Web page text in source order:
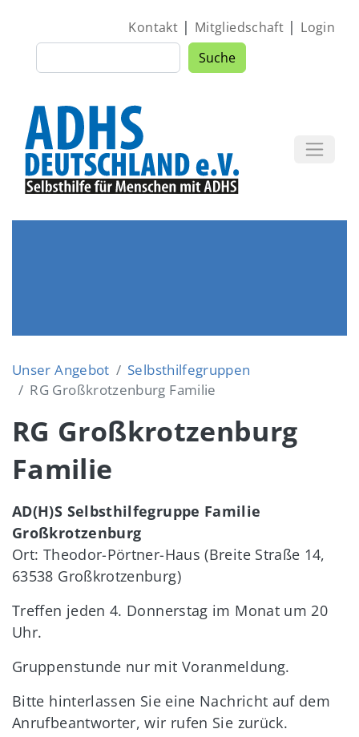
Suche Suche
Kontakt| Mitgliedschaft | Login
Unser Angebot
Selbsthilfegruppen
RG Großkrotzenburg Familie
RG Großkrotzenburg
Familie
AD(H)S Selbsthilfegruppe Familie
Großkrotzenburg
Ort: Theodor-Pörtner-Haus (Breite Straße 14,
63538 Großkrotzenburg)
Treffen jeden 4. Donnerstag im Monat um 20
Uhr.
Gruppenstunde nur mit Voranmeldung.
Bitte hinterlassen Sie eine Nachricht auf dem
Anrufbeantworter, wir rufen Sie zurück.